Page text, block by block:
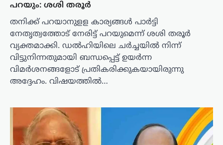
പറയും: ശശി തരൂർ
തനിക്ക് പറയാനുളള കാര്യങ്ങൾ പാർട്ടി
നേതൃത്വത്തോട് നേരിട്ട് പറയുമെന്ന് ശശി തരൂർ
വ്യക്തമാക്കി. ഡൽഹിയിലെ ചർച്ചയിൽ നിന്ന്
വിട്ടുനിന്നതുമായി ബന്ധപ്പെട്ട് ഉയർന്ന
വിമർശനങ്ങളോട് പ്രതികരിക്കുകയായിരുന്നു
അദ്ദേഹം. വിഷയത്തിൽ…